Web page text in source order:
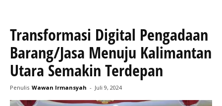
Transformasi Digital Pengadaan
Barang/Jasa Menuju Kalimantan
Utara Semakin Terdepan
Penulis Wawan Irmansyah - Juli 9, 2024